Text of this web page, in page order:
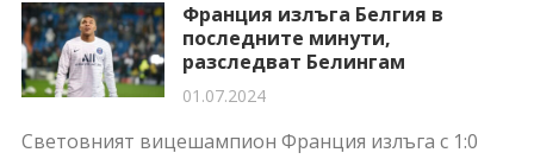
Франция излъга Белгия в
последните минути,
разследват Белингам
01.07.2024
Световният вицешампион Франция излъга с 1:0